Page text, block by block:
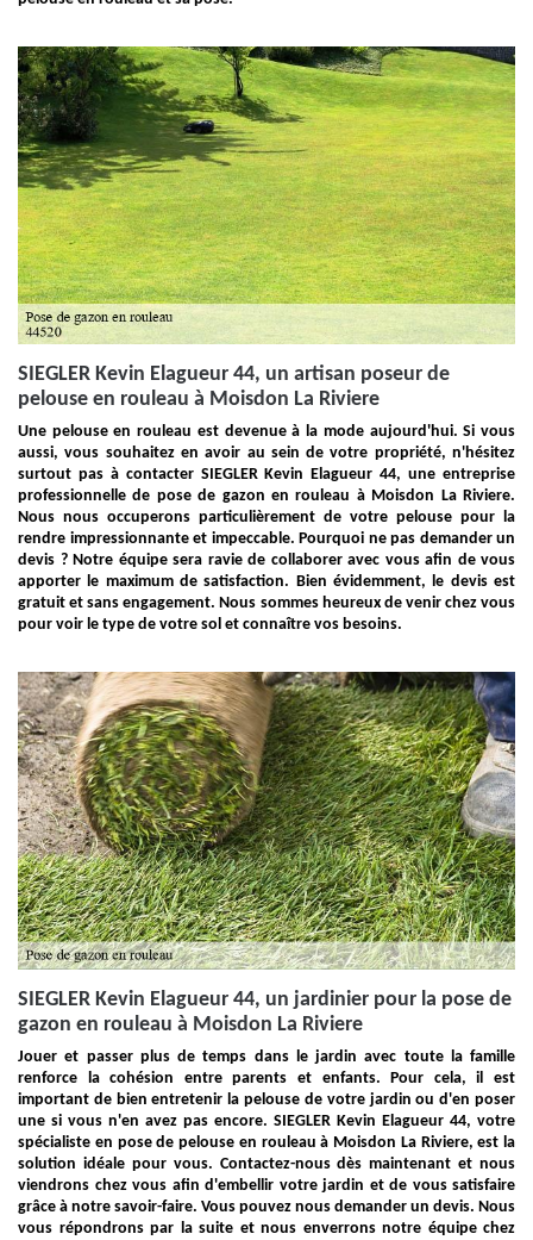
SIEGLER Kevin Elagueur 44, un artisan poseur de
pelouse en rouleau à Moisdon La Riviere
Une pelouse en rouleau est devenue à la mode aujourd'hui. Si vous
aussi, vous souhaitez en avoir au sein de votre propriété, n'hésitez
surtout pas à contacter SIEGLER Kevin Elagueur 44, une entreprise
professionnelle de pose de gazon en rouleau à Moisdon La Riviere.
Nous nous occuperons particulièrement de votre pelouse pour la
rendre impressionnante et impeccable. Pourquoi ne pas demander un
devis ? Notre équipe sera ravie de collaborer avec vous afin de vous
apporter le maximum de satisfaction. Bien évidemment, le devis est
gratuit et sans engagement. Nous sommes heureux de venir chez vous
pour voir le type de votre sol et connaître vos besoins.
SIEGLER Kevin Elagueur 44, un jardinier pour la pose de
gazon en rouleau à Moisdon La Riviere
Jouer et passer plus de temps dans le jardin avec toute la famille
renforce la cohésion entre parents et enfants. Pour cela, il est
important de bien entretenir la pelouse de votre jardin ou d'en poser
une si vous n'en avez pas encore. SIEGLER Kevin Elagueur 44, votre
spécialiste en pose de pelouse en rouleau à Moisdon La Riviere, est la
solution idéale pour vous. Contactez-nous dès maintenant et nous
viendrons chez vous afin d'embellir votre jardin et de vous satisfaire
grâce à notre savoir-faire. Vous pouvez nous demander un devis. Nous
vous répondrons par la suite et nous enverrons notre équipe chez